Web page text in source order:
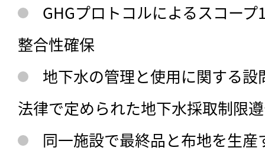
GHGプロトコルによるスコー
整合性確保
地下水の管理と使用に関する
法律で定められた地下水採取制限
同一施設で最終品と布地を生